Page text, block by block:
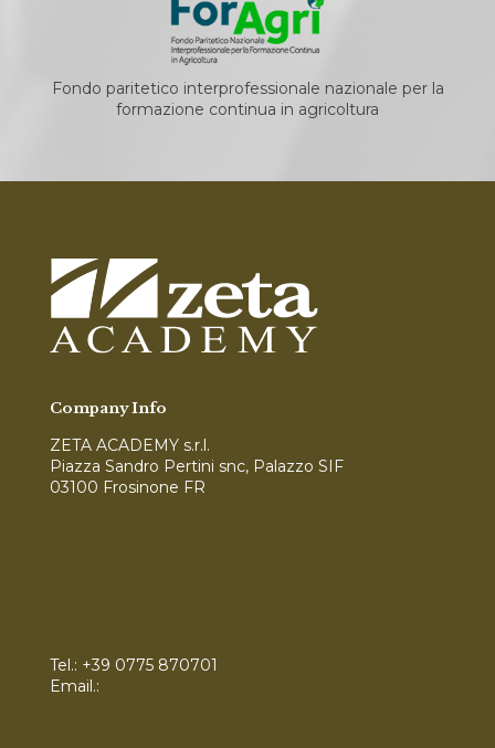
Fondo paritetico interprofessionale nazionale per la
formazione continua in agricoltura
Company Info
ZETA ACADEMY s.r.l.
Piazza Sandro Pertini snc, Palazzo SIF
03100 Frosinone FR
Tel.: +39 0775 870701
Email.: